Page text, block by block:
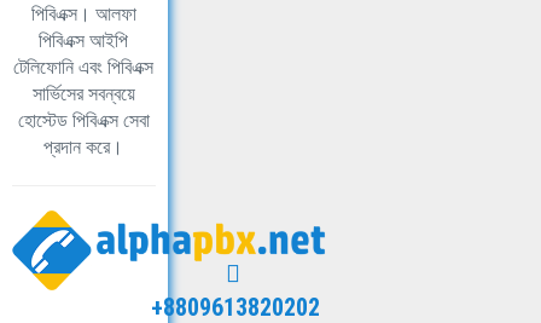
পিবিএক্স। আলফা
পিবিএক্স আইপি
টেলিফোনি এবং পিবিএক্স
সার্ভিসের সবন্বয়ে
হোস্টেড পিবিএক্স সেবা
প্রদান করে।
+8809613820202